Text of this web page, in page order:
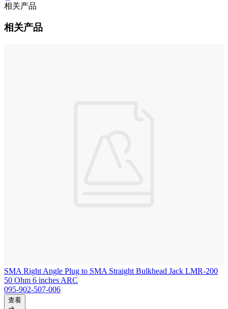
相关产品
相关产品
SMA Right Angle Plug to SMA Straight Bulkhead Jack LMR-200
50 Ohm 6 inches ARC
095-902-507-006
查看